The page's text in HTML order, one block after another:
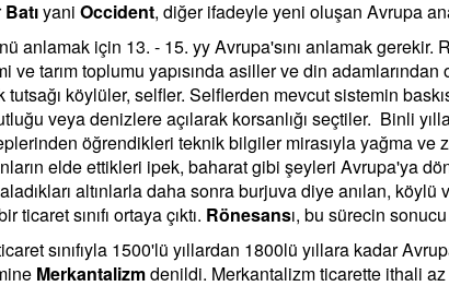
Batıyani Occident, diğer ifadeyle yeni oluşan Avrupa
anlamak için 13. - 15. yy Avrupa'sını anlamak gerekir.
ve tarım toplumu yapısında asiller ve din
tutsağı köylüler, selfler. Selflerden mevcut sistemin
veya denizlere açılarak korsanlığı seçtiler. Binli
öğrendikleri teknik bilgiler mirasıyla yağma ve
elde ettikleri ipek, baharat gibi şeyleri Avrupa'ya
altınlarla daha sonra burjuva diye anılan,
ticaret sınıfı ortaya çıktı. Rönesansı, bu sürecin
sınıfıyla 1500'lü yıllardan 1800lü yıllara kadar
Merkantalizmdenildi. Merkantalizm ticarette ithali az